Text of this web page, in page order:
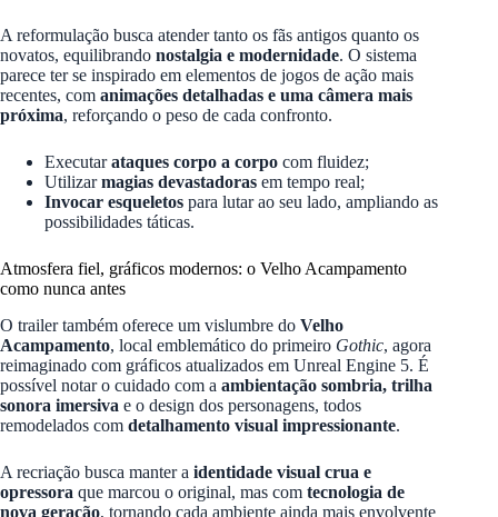
A reformulação busca atender tanto os fãs antigos quanto os
novatos, equilibrando nostalgia e modernidade. O sistema
parece ter se inspirado em elementos de jogos de ação mais
recentes, com animações detalhadas e uma câmera mais
próxima, reforçando o peso de cada confronto.
Executarataques corpo a corpo com fluidez;
Utilizarmagias devastadoras em tempo real;
Invocar esqueletos para lutar ao seu lado, ampliando as
possibilidades táticas.
Atmosfera fiel, gráficos modernos: o Velho Acampamento
como nunca antes
O trailer também oferece um vislumbre do Velho
Acampamento, local emblemático do primeiro Gothic, agora
reimaginado com gráficos atualizados em Unreal Engine 5. É
possível notar o cuidado com a ambientação sombria, trilha
sonora imersiva e o design dos personagens, todos
remodelados com detalhamento visual impressionante.
A recriação busca manter a identidade visual crua e
opressora que marcou o original, mas com tecnologia de
nova geração, tornando cada ambiente ainda mais envolvente